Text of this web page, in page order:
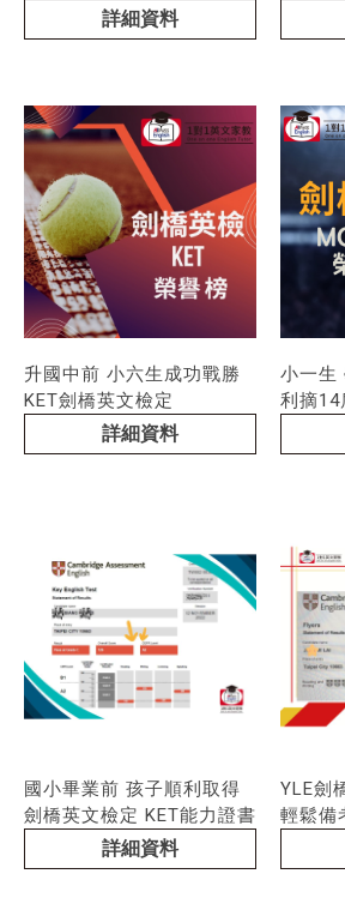
Flyers成功PASS！
詳細資料
升國中前 小六生成功戰勝
KET劍橋英文檢定
詳細資料
小一生
利摘14
國小畢業前 孩子順利取得
劍橋英文檢定 KET能力證書
詳細資料
YLE劍
輕鬆備